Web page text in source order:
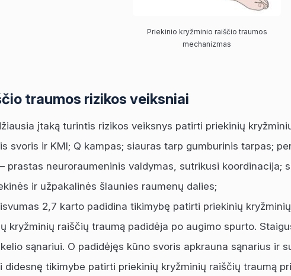
Priekinio kryžminio raiščio traumos
mechanizmas
traumos rizikos veiksniai
įtaką turintis rizikos veiksnys patirti priekinių
svoris ir KMI; Q kampas; siauras tarp gumburinis tarpas;
– prastas neuroraumeninis valdymas, sutrikusi koordinacija;
ir užpakalinės šlaunies raumenų dalies;
2,7 karto padidina tikimybę patirti priekinių
kryžminių raiščių traumą padidėja po augimo spurto.
sąnariui. O padidėjęs kūno svoris apkrauna sąnarius ir
didesnę tikimybe patirti priekinių kryžminių raiščių traumą